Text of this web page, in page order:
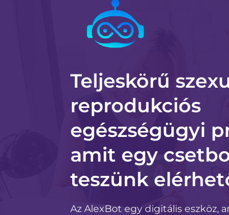
Teljeskörű
reprodukciós
egészségügyi
amit egy
teszünk
Az AlexBot egy digitális eszköz,